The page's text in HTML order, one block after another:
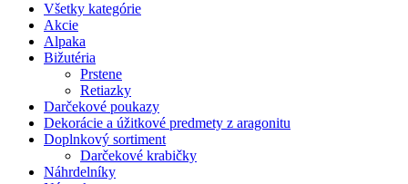
Všetky kategórie
Akcie
Alpaka
Bižutéria
Prstene
Retiazky
Darčekové poukazy
Dekorácie a úžitkové predmety z aragonitu
Doplnkový sortiment
Darčekové krabičky
Náhrdelníky